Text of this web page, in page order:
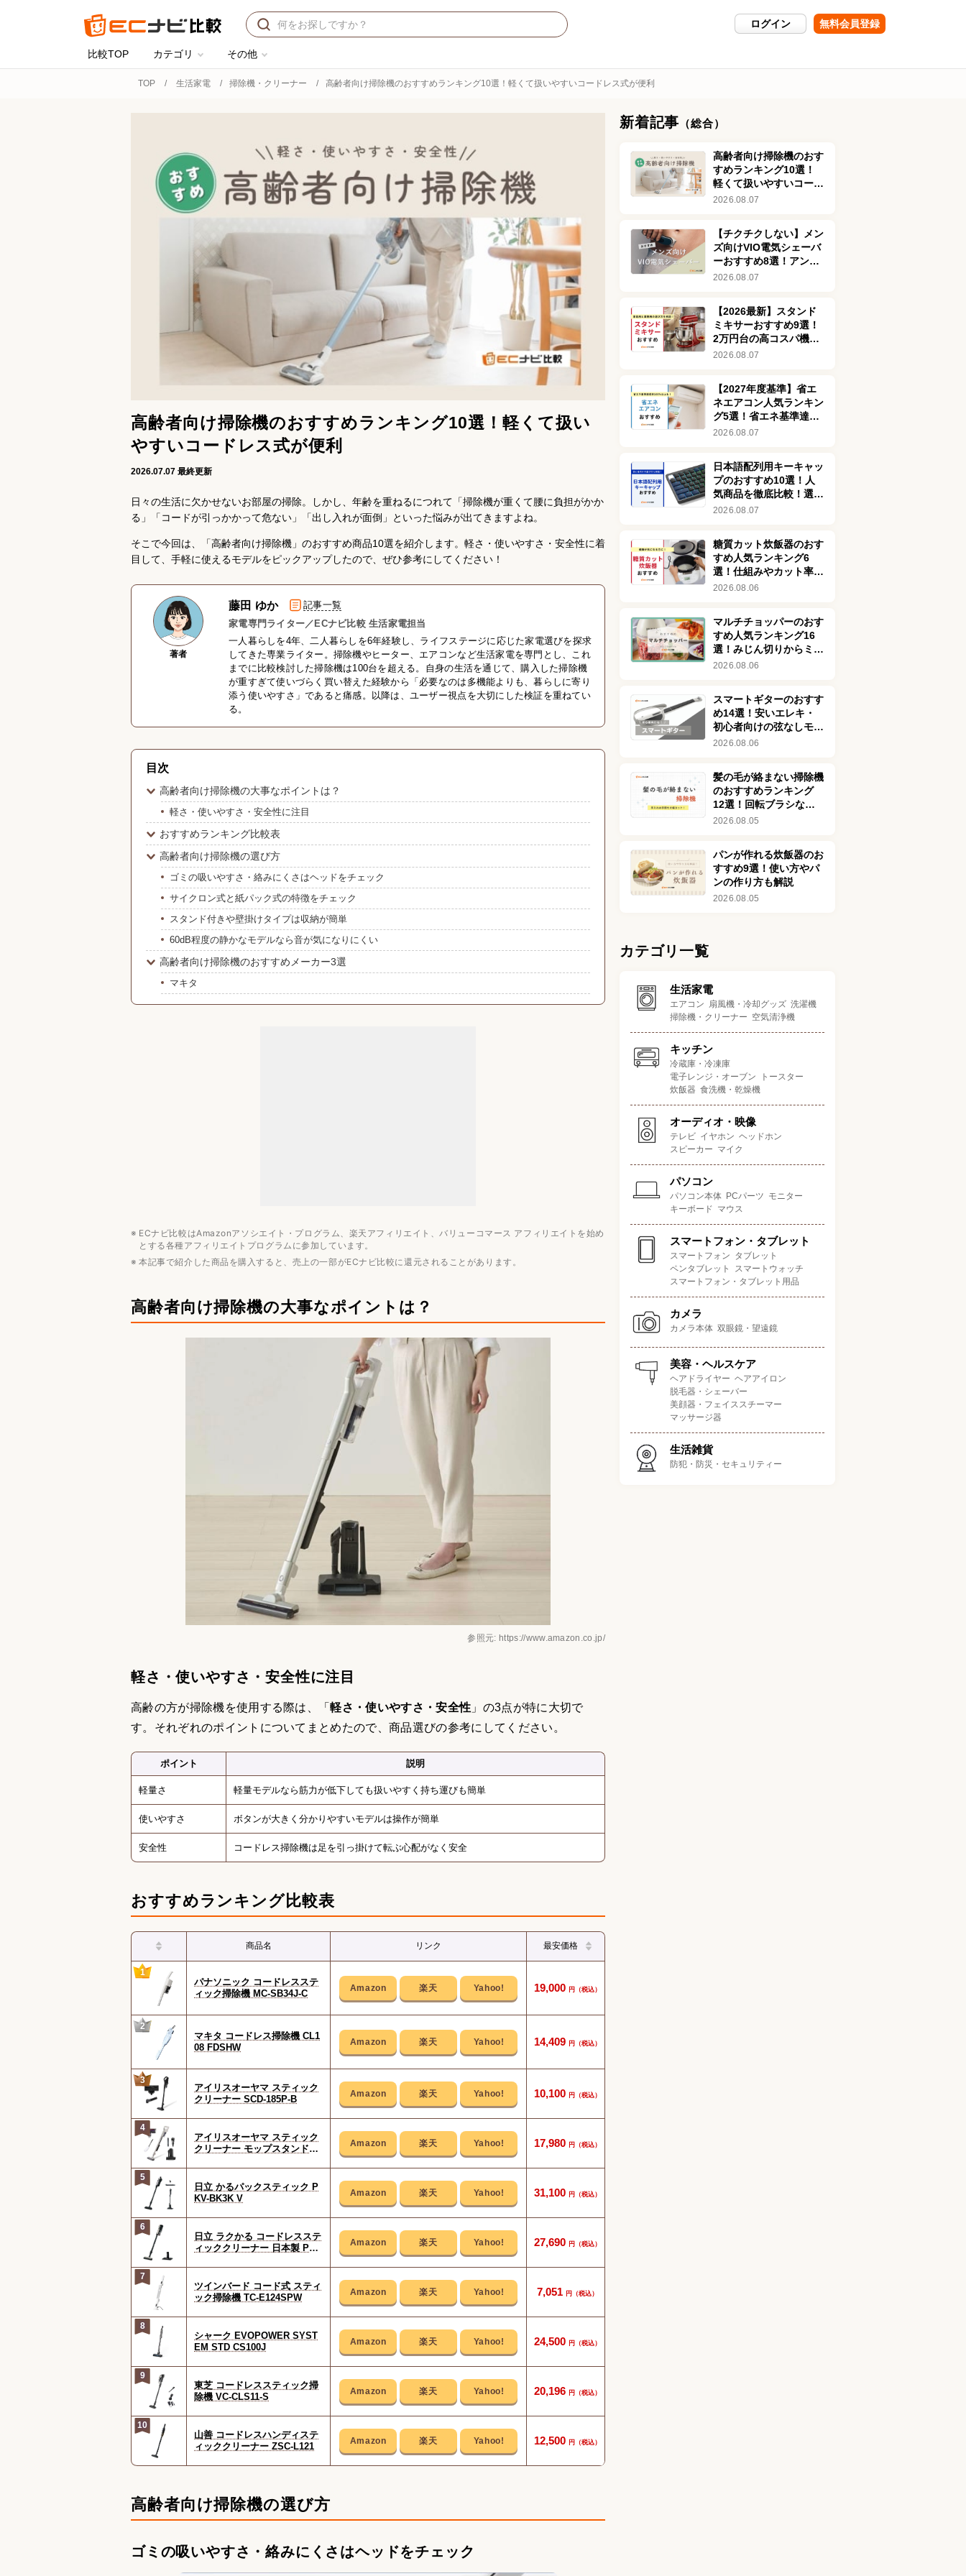
ログイン 無料会員登録
比較TOP カテゴリ その他
TOP 生活家電 掃除機・クリーナー 高齢者向け掃除機のおすすめランキング10選！軽くて扱いやすいコードレス式が便利
高齢者向け掃除機のおすすめランキング10選！軽くて扱い
やすいコードレス式が便利
2026.07.07 最終更新
日々の生活に欠かせないお部屋の掃除。しかし、年齢を重ねるにつれて「掃除機が重くて腰に負担がかか
る」「コードが引っかかって危ない」「出し入れが面倒」といった悩みが出てきますよね。
そこで今回は、「高齢者向け掃除機」のおすすめ商品10選を紹介します。軽さ・使いやすさ・安全性に着
目して、手軽に使えるモデルをピックアップしたので、ぜひ参考にしてください！
著者
藤田 ゆか
記事一覧
家電専門ライター／ECナビ比較 生活家電担当
一人暮らしを4年、二人暮らしを6年経験し、ライフステージに応じた家電選びを探求
してきた専業ライター。掃除機やヒーター、エアコンなど生活家電を専門とし、これ
までに比較検討した掃除機は100台を超える。自身の生活を通じて、購入した掃除機
が重すぎて使いづらく買い替えた経験から「必要なのは多機能よりも、暮らしに寄り
添う使いやすさ」であると痛感。以降は、ユーザー視点を大切にした検証を重ねてい
る。
目次
高齢者向け掃除機の大事なポイントは？
軽さ・使いやすさ・安全性に注目
おすすめランキング比較表
高齢者向け掃除機の選び方
ゴミの吸いやすさ・絡みにくさはヘッドをチェック
サイクロン式と紙パック式の特徴をチェック
スタンド付きや壁掛けタイプは収納が簡単
60dB程度の静かなモデルなら音が気になりにくい
高齢者向け掃除機のおすすめメーカー3選
マキタ
パナソニック
ECナビ比較はAmazonアソシエイト・プログラム、楽天アフィリエイト、バリューコマース アフィリエイトを始め
とする各種アフィリエイトプログラムに参加しています。
本記事で紹介した商品を購入すると、売上の一部がECナビ比較に還元されることがあります。
高齢者向け掃除機の大事なポイントは？
参照元: https://www.amazon.co.jp/
軽さ・使いやすさ・安全性に注目
高齢の方が掃除機を使用する際は、「軽さ・使いやすさ・安全性 」の3点が特に大切で
す。それぞれのポイントについてまとめたので、商品選びの参考にしてください。
ポイント 説明
軽量さ 軽量モデルなら筋力が低下しても扱いやすく持ち運びも簡単
使いやすさ ボタンが大きく分かりやすいモデルは操作が簡単
安全性 コードレス掃除機は足を引っ掛けて転ぶ心配がなく安全
おすすめランキング比較表
商品名 リンク 最安価格
1
パナソニック コードレスステ
ィック掃除機 MC-SB34J-C
19,000
2
マキタ コードレス掃除機 CL1
08 FDSHW
14,409
3
アイリスオーヤマ スティック
クリーナー SCD-185P-B
10,100
4
アイリスオーヤマ スティック
クリーナー モップスタンド付
17,980
5
日立 かるパックスティック P
KV-BK3K V
31,100
6
日立 ラクかる コードレスステ
ィッククリーナー 日本製 PV-
27,690
7
ツインバード コード式 スティ
ック掃除機 TC-E124SPW
7,051
8
シャーク EVOPOWER SYST
EM STD CS100J
24,500
9
東芝 コードレススティック掃
除機 VC-CLS11-S
20,196
10
山善 コードレスハンディステ
ィッククリーナー ZSC-L121
12,500
高齢者向け掃除機の選び方
ゴミの吸いやすさ・絡みにくさはヘッドをチェック
新着記事 （総合）
高齢者向け掃除機のおす
すめランキング10選！
軽くて扱いやすいコード
レス式が便利
2026.08.07
【チクチクしない】メン
ズ向けVIO電気シェーバ
ーおすすめ8選！アンダ
ーヘアを清潔に整えよう
2026.08.07
【2026最新】スタンド
ミキサーおすすめ9選！
2万円台の高コスパ機や
静音モデルも
2026.08.07
【2027年度基準】省エ
ネエアコン人気ランキン
グ5選！省エネ基準達成
率100％以上を厳選
2026.08.07
日本語配列用キーキャッ
プのおすすめ10選！人
気商品を徹底比較！選び
方も紹介
2026.08.07
糖質カット炊飯器のおす
すめ人気ランキング6
選！仕組みやカット率も
解説
2026.08.06
マルチチョッパーのおす
すめ人気ランキング16
選！みじん切りからミン
チまでラクラク時短調理
2026.08.06
スマートギターのおすす
め14選！安いエレキ・
初心者向けの弦なしモデ
ルを紹介！デメリットも
2026.08.06
髪の毛が絡まない掃除機
のおすすめランキング
12選！回転ブラシなし
の商品も
2026.08.05
パンが作れる炊飯器のお
すすめ9選！使い方やパ
ンの作り方も解説
2026.08.05
カテゴリ一覧
生活家電
エアコン 扇風機・冷却グッズ 洗濯機
掃除機・クリーナー 空気清浄機
キッチン
冷蔵庫・冷凍庫
電子レンジ・オーブン
トースター
炊飯器 食洗機・乾燥機
オーディオ・映像
テレビ イヤホン ヘッドホン
スピーカー マイク
パソコン
パソコン本体 PCパーツ モニター
キーボード マウス
スマートフォン・タブレット
スマートフォン タブレット
ペンタブレット
スマートウォッチ
スマートフォン・タブレット用品
カメラ
カメラ本体 双眼鏡・望遠鏡
美容・ヘルスケア
ヘアドライヤー ヘアアイロン
脱毛器・シェーバー
美顔器・フェイススチーマー
マッサージ器
生活雑貨
防犯・防災・セキュリティー